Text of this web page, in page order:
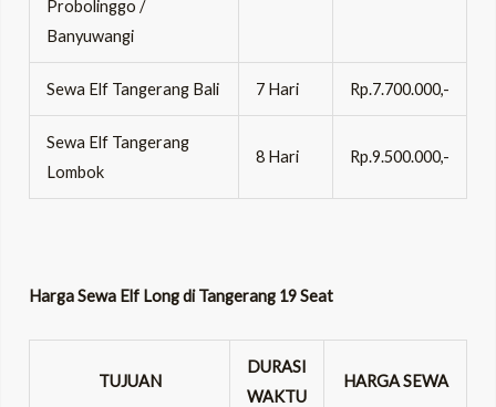
Probolinggo /
Banyuwangi
Sewa Elf Tangerang Bali 7 Hari Rp.7.700.000,-
Sewa Elf Tangerang
Lombok
8 Hari Rp.9.500.000,-
Harga Sewa Elf Long di Tangerang 19 Seat
TUJUAN
DURASI
WAKTU
HARGA SEWA